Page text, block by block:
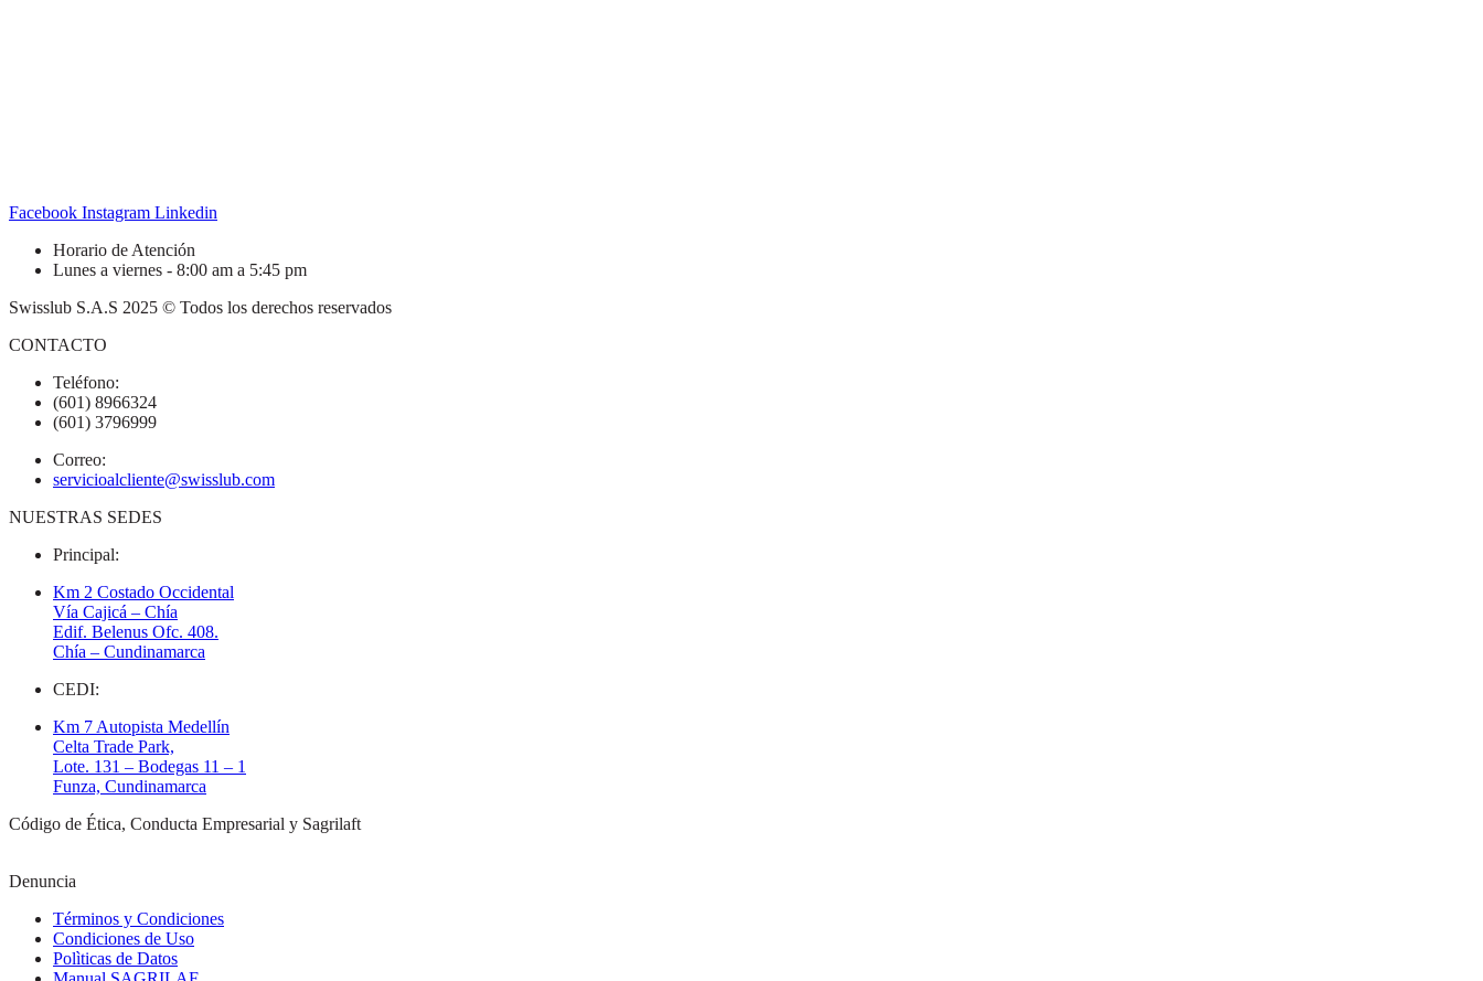
Facebook Instagram Linkedin
Horario de Atención
Lunes a viernes - 8:00 am a 5:45 pm
Swisslub S.A.S 2025 © Todos los derechos reservados
CONTACTO
Teléfono:
(601) 8966324
(601) 3796999
Correo:
servicioalcliente@swisslub.com
NUESTRAS SEDES
Principal:
Km 2 Costado Occidental
Vía Cajicá – Chía
Edif. Belenus Ofc. 408.
Chía – Cundinamarca
CEDI:
Km 7 Autopista Medellín
Celta Trade Park,
Lote. 131 – Bodegas 11 – 1
Funza, Cundinamarca
Código de Ética, Conducta Empresarial y Sagrilaft
Denuncia
Términos y Condiciones
Condiciones de Uso
Polìticas de Datos